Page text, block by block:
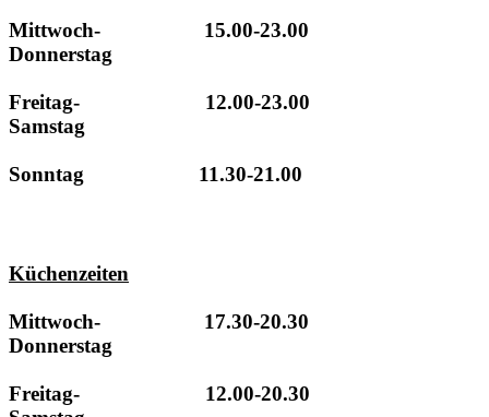
Mittwoch- 15.00-23.00
Donnerstag
Freitag- 12.00-23.00
Samstag
Sonntag 11.30-21.00
Küchenzeiten
Mittwoch- 17.30-20.30
Donnerstag
Freitag- 12.00-20.30